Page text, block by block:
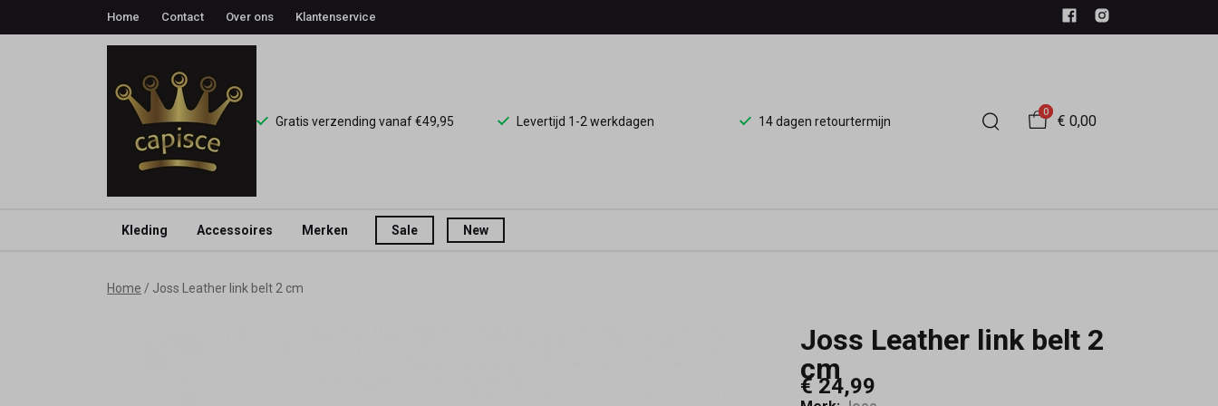
Home Contact Over ons Klantenservice
Gratis verzending vanaf €49,95 Levertijd 1-2 werkdagen 14 dagen retourtermijn
0
€ 0,00
Kleding Accessoires Merken Sale New
Home Joss Leather link belt 2 cm
Joss Leather link belt 2
cm
€ 24,99